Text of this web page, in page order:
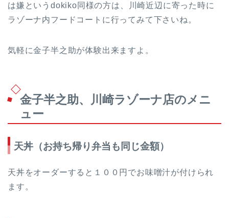
は嫌というdokiko同様の方は、川崎近辺に寄った時に
ラゾーナ内フードコートに行ってみて下さいね。
気軽に金子半之助が体験出来ますよ。
金子半之助、川崎ラゾーナ店のメニ
ュー
天丼（お持ち帰り弁当も同じ金額）
天丼をオーダーすると１００円でお味噌汁が付けられ
ます。